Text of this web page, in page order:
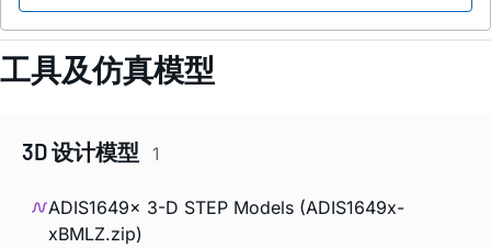
工具及仿真模型
3D 设计模型 1
ADIS1649x 3-D STEP Models (ADIS1649x-
xBMLZ.zip)